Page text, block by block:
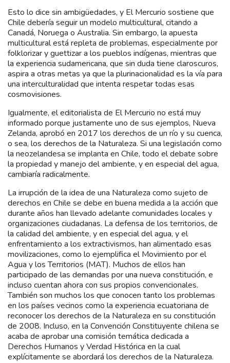
Esto lo dice sin ambigüedades, y El Mercurio sostiene que
Chile debería seguir un modelo multicultural, citando a
Canadá, Noruega o Australia. Sin embargo, la apuesta
multicultural está repleta de problemas, especialmente por
folklorizar y guettizar a los pueblos indígenas, mientras que
la experiencia sudamericana, que sin duda tiene claroscuros,
aspira a otras metas ya que la plurinacionalidad es la vía para
una interculturalidad que intenta respetar todas esas
cosmovisiones.
Igualmente, el editorialista de El Mercurio no está muy
informado porque justamente uno de sus ejemplos, Nueva
Zelanda, aprobó en 2017 los derechos de un río y su cuenca,
o sea, los derechos de la Naturaleza. Si una legislación como
la neozelandesa se implanta en Chile, todo el debate sobre
la propiedad y manejo del ambiente, y en especial del agua,
cambiaría radicalmente.
La irrupción de la idea de una Naturaleza como sujeto de
derechos en Chile se debe en buena medida a la acción que
durante años han llevado adelante comunidades locales y
organizaciones ciudadanas. La defensa de los territorios, de
la calidad del ambiente, y en especial del agua, y el
enfrentamiento a los extractivismos, han alimentado esas
movilizaciones, como lo ejemplifica el Movimiento por el
Agua y los Territorios (MAT). Muchos de ellos han
participado de las demandas por una nueva constitución, e
incluso cuentan ahora con sus propios convencionales.
También son muchos los que conocen tanto los problemas
en los países vecinos como la experiencia ecuatoriana de
reconocer los derechos de la Naturaleza en su constitución
de 2008. Incluso, en la Convención Constituyente chilena se
acaba de aprobar una comisión temática dedicada a
Derechos Humanos y Verdad Histórica en la cual
explícitamente se abordará los derechos de la Naturaleza.